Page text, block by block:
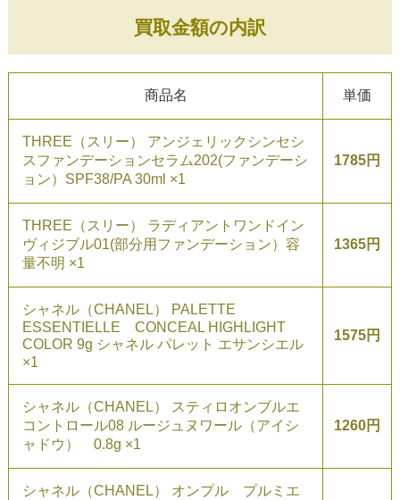
買取金額の内訳
商品名 単価
THREE（スリー） アンジェリックシンセシ
スファンデーションセラム202(ファンデーシ
ョン）SPF38/PA 30ml ×1
1785円
THREE（スリー） ラディアントワンドイン
ヴィジブル01(部分用ファンデーション）容
量不明 ×1
1365円
シャネル（CHANEL） PALETTE
ESSENTIELLE CONCEAL HIGHLIGHT
COLOR 9g シャネル パレット エサンシエル
×1
1575円
シャネル（CHANEL） スティロオンブルエ
コントロール08 ルージュヌワール（アイシ
ャドウ） 0.8g ×1
1260円
シャネル（CHANEL） オンプル プルミエ